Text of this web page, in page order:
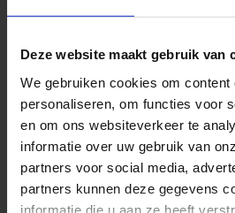
Deze website maakt gebruik van
We gebruiken cookies om content
personaliseren, om functies voor
en om ons websiteverkeer te
informatie over uw gebruik van
partners voor social media,
partners kunnen deze gegevens
informatie die u aan ze heeft
Roos van der
-DNA
“Medifactor